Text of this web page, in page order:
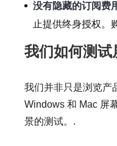
没有隐藏的订阅费
止提供终身授权。
我们如何测试
我们并非只是浏览产
Windows 和 Mac 屏
景的测试。.